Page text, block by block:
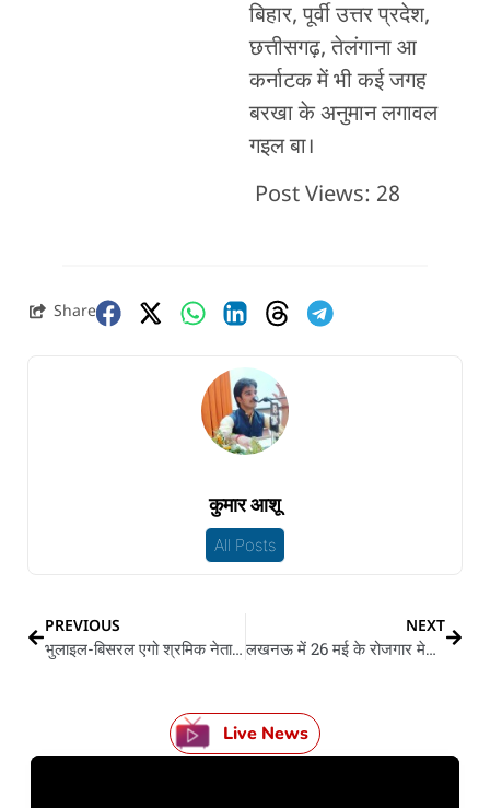
बिहार, पूर्वी उत्तर प्रदेश,
छत्तीसगढ़, तेलंगाना आ
कर्नाटक में भी कई जगह
बरखा के अनुमान लगावल
गइल बा।
Post Views: 28
Share
कुमार आशू
All Posts
PREVIOUS
भुलाइल-बिसरल एगो श्रमिक नेता रामदेव सिंह के त्याग, तपस्या
NEXT
लखनऊ में 26 मई के रोजगार मेला, आ रहल बा 30 गो कंपनी, अइसे कs सकेनी आवेदन
Live News